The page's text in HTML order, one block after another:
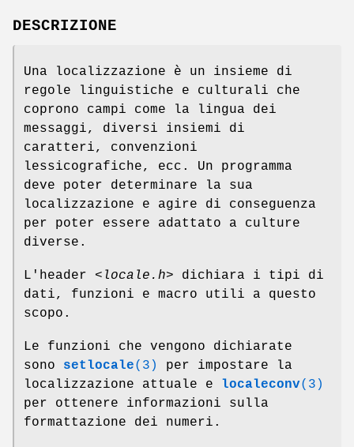
DESCRIZIONE
Una localizzazione è un insieme di
regole linguistiche e culturali che
coprono campi come la lingua dei
messaggi, diversi insiemi di
caratteri, convenzioni
lessicografiche, ecc. Un programma
deve poter determinare la sua
localizzazione e agire di conseguenza
per poter essere adattato a culture
diverse.
L'header <locale.h> dichiara i tipi di
dati, funzioni e macro utili a questo
scopo.
Le funzioni che vengono dichiarate
sono setlocale(3)
per impostare la
localizzazione attuale e localeconv(3)
per ottenere informazioni sulla
formattazione dei numeri.